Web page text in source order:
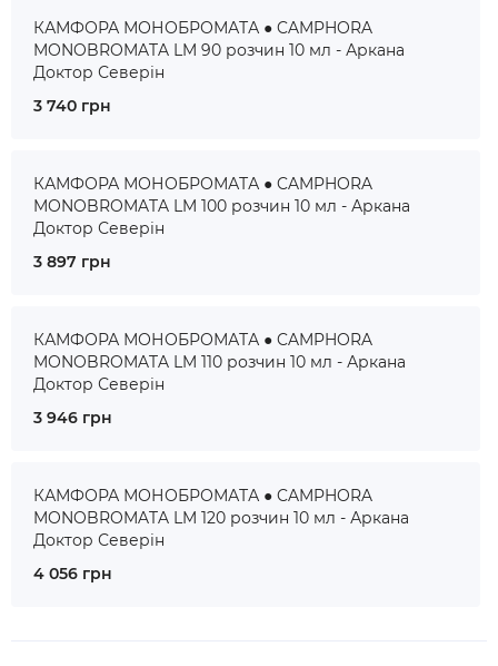
КАМФОРА МОНОБРОМАТА ● CAMPHORA
MONOBROMATA LM 90 розчин 10 мл - Аркана
Доктор Северін
3 740 грн
КАМФОРА МОНОБРОМАТА ● CAMPHORA
MONOBROMATA LM 100 розчин 10 мл - Аркана
Доктор Северін
3 897 грн
КАМФОРА МОНОБРОМАТА ● CAMPHORA
MONOBROMATA LM 110 розчин 10 мл - Аркана
Доктор Северін
3 946 грн
КАМФОРА МОНОБРОМАТА ● CAMPHORA
MONOBROMATA LM 120 розчин 10 мл - Аркана
Доктор Северін
4 056 грн